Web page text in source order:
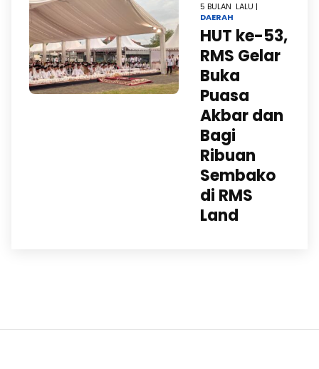
5 BULAN LALU |
DAERAH
HUT ke-53,
RMS Gelar
Buka
Puasa
Akbar dan
Bagi
Ribuan
Sembako
di RMS
Land